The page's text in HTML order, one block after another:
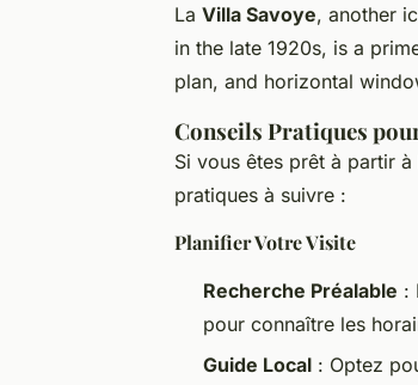
La Villa Savoye, another
in the late 1920s, is a
plan, and horizontal
Conseils Pratiques
Si vous êtes prêt à partir
pratiques à suivre :
Planifier Votre Visite
Recherche Préalable :
pour connaître les
Guide Local : Optez